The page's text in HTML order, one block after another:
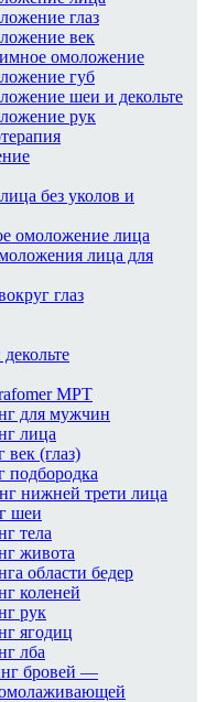
глаз
век
омоложение
губ
шеи и декольте
рук
без уколов и
омоложение лица
лица для
глаз
MPT
для мужчин
лица
(глаз)
подбородка
нижней трети лица
шеи
тела
живота
области бедер
коленей
рук
ягодиц
лба
бровей —